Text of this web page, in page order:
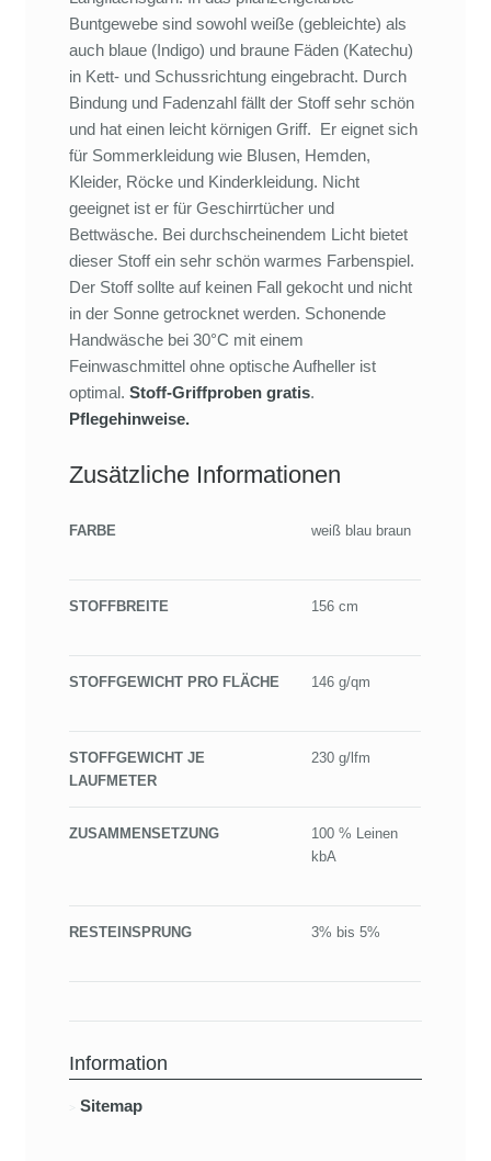
Buntgewebe sind sowohl weiße (gebleichte) als
auch blaue (Indigo) und braune Fäden (Katechu)
in Kett- und Schussrichtung eingebracht. Durch
Bindung und Fadenzahl fällt der Stoff sehr schön
und hat einen leicht körnigen Griff. Er eignet sich
für Sommerkleidung wie Blusen, Hemden,
Kleider, Röcke und Kinderkleidung. Nicht
geeignet ist er für Geschirrtücher und
Bettwäsche. Bei durchscheinendem Licht bietet
dieser Stoff ein sehr schön warmes Farbenspiel.
Der Stoff sollte auf keinen Fall gekocht und nicht
in der Sonne getrocknet werden. Schonende
Handwäsche bei 30°C mit einem
Feinwaschmittel ohne optische Aufheller ist
optimal.Stoff-Griffproben gratis.
Pflegehinweise.
Zusätzliche Informationen
FARBE weiß blau braun
STOFFBREITE 156 cm
STOFFGEWICHT PRO FLÄCHE 146 g/qm
STOFFGEWICHT JE
LAUFMETER
230 g/lfm
ZUSAMMENSETZUNG
100 % Leinen
kbA
RESTEINSPRUNG 3% bis 5%
Information
Sitemap